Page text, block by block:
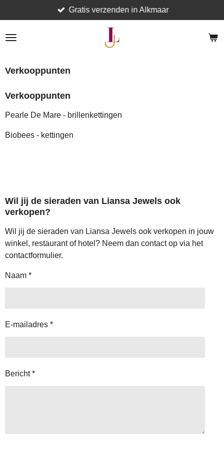
direct
naar
Gratis verzenden in Alkmaar
Verkooppunten
Verkooppunten
Pearle De Mare - brillenkettingen
Biobees - kettingen
Wil jij de sieraden van Liansa Jewels ook
verkopen?
Wil jij de sieraden van Liansa Jewels ook verkopen in jouw
winkel, restaurant of hotel? Neem dan contact op via het
contactformulier.
Naam *
E-mailadres *
Bericht *